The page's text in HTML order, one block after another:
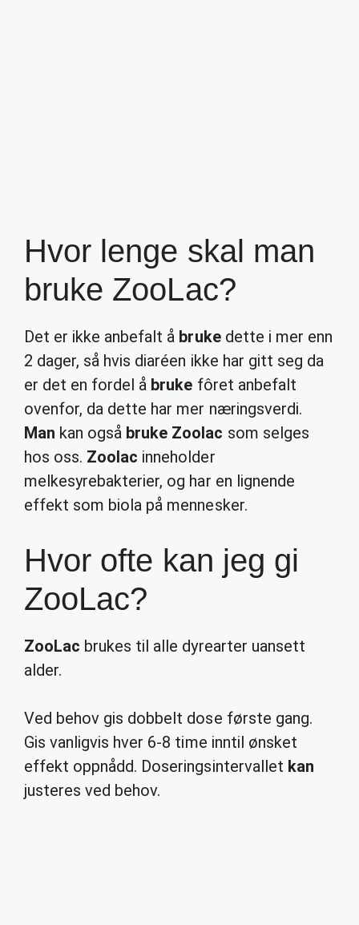
Hvor lenge skal man
bruke ZooLac?
Det er ikke anbefalt å brukedette i mer enn
2 dager, så hvis diaréen ikke har gitt seg da
er det en fordel å bruke fôret anbefalt
ovenfor, da dette har mer næringsverdi.
Man kan også bruke Zoolac som selges
hos oss. Zoolac inneholder
melkesyrebakterier, og har en lignende
effekt som biola på mennesker.
Hvor ofte kan jeg gi
ZooLac?
ZooLac brukes til alle dyrearter uansett
alder.
Ved behov gis dobbelt dose første gang.
Gis vanligvis hver 6-8 time inntil ønsket
effekt oppnådd. Doseringsintervallet kan
justeres ved behov.